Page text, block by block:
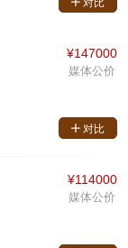
¥147000
媒体公价
对比
¥114000
媒体公价